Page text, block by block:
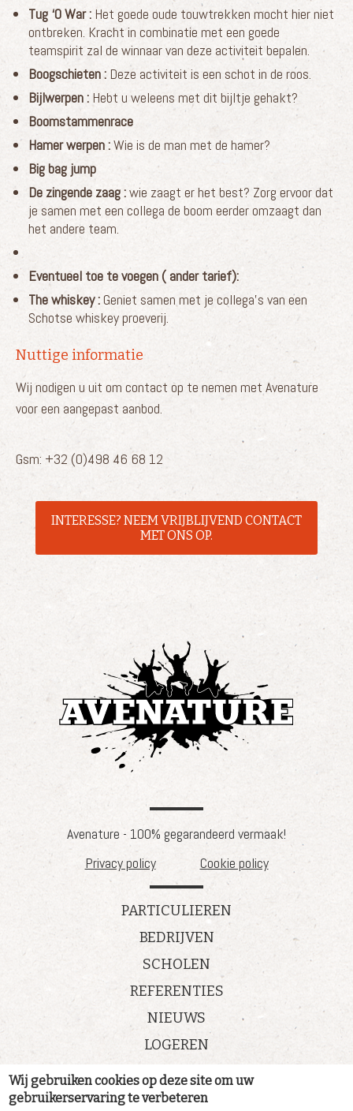
Tug ‘O War : Het goede oude touwtrekken mocht hier niet
ontbreken. Kracht in combinatie met een goede
teamspirit zal de winnaar van deze activiteit bepalen.
Boogschieten : Deze activiteit is een schot in de roos.
Bijlwerpen : Hebt u weleens met dit bijltje gehakt?
Boomstammenrace
Hamer werpen :Wie is de man met de hamer?
Big bag jump
De zingende zaag :wie zaagt er het best? Zorg ervoor dat
je samen met een collega de boom eerder omzaagt dan
het andere team.
Eventueel toe te voegen ( ander tarief):
The whiskey :Geniet samen met je collega’s van een
Schotse whiskey proeverij.
Nuttige informatie
Wij nodigen u uit om contact op te nemen met Avenature
voor een aangepast aanbod.
Gsm: +32 (0)498 46 68 12
INTERESSE? NEEM VRIJBLIJVEND CONTACT
MET ONS OP.
Avenature - 100% gegarandeerd vermaak!
Privacy policy
Cookie policy
PARTICULIEREN
BEDRIJVEN
SCHOLEN
REFERENTIES
NIEUWS
LOGEREN
Nieuws
Wij gebruiken cookies op deze site om uw
gebruikerservaring te verbeteren